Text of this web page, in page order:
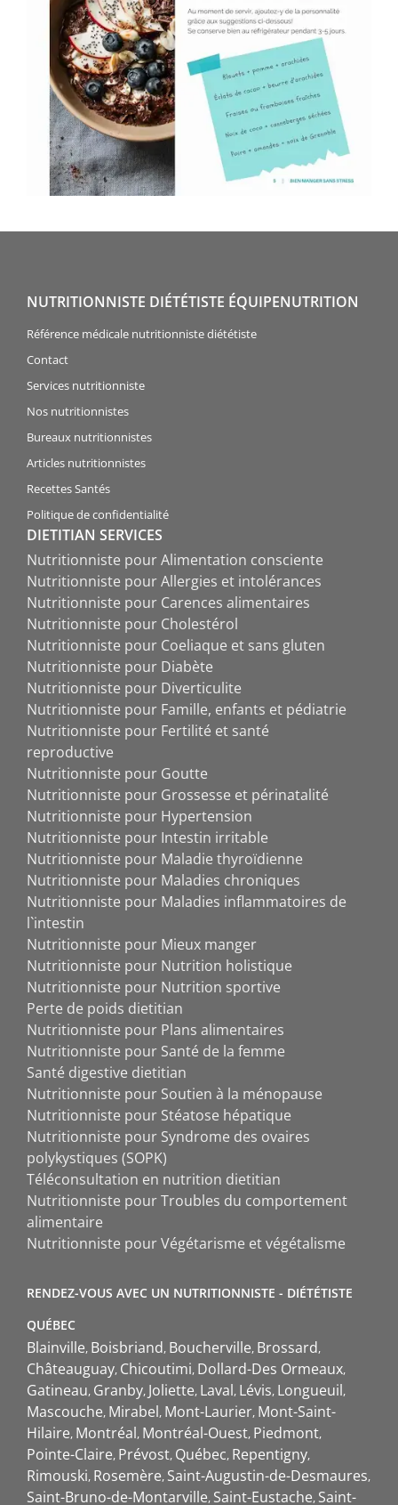
NUTRITIONNISTE DIÉTÉTISTE ÉQUIPENUTRITION
Référence médicale nutritionniste diététiste
Contact
Services nutritionniste
Nos nutritionnistes
Bureaux nutritionnistes
Articles nutritionnistes
Recettes Santés
Politique de confidentialité
DIETITIAN SERVICES
Nutritionniste pour Alimentation consciente
Nutritionniste pour Allergies et intolérances
Nutritionniste pour Carences alimentaires
Nutritionniste pour Cholestérol
Nutritionniste pour Coeliaque et sans gluten
Nutritionniste pour Diabète
Nutritionniste pour Diverticulite
Nutritionniste pour Famille, enfants et pédiatrie
Nutritionniste pour Fertilité et santé
reproductive
Nutritionniste pour Goutte
Nutritionniste pour Grossesse et périnatalité
Nutritionniste pour Hypertension
Nutritionniste pour Intestin irritable
Nutritionniste pour Maladie thyroïdienne
Nutritionniste pour Maladies chroniques
Nutritionniste pour Maladies inflammatoires de
l`intestin
Nutritionniste pour Mieux manger
Nutritionniste pour Nutrition holistique
Nutritionniste pour Nutrition sportive
Perte de poids dietitian
Nutritionniste pour Plans alimentaires
Nutritionniste pour Santé de la femme
Santé digestive dietitian
Nutritionniste pour Soutien à la ménopause
Nutritionniste pour Stéatose hépatique
Nutritionniste pour Syndrome des ovaires
polykystiques (SOPK)
Téléconsultation en nutrition dietitian
Nutritionniste pour Troubles du comportement
alimentaire
Nutritionniste pour Végétarisme et végétalisme
RENDEZ-VOUS AVEC UN NUTRITIONNISTE - DIÉTÉTISTE
QUÉBEC
Blainville Boisbriand Boucherville Brossard
Châteauguay Chicoutimi Dollard-Des Ormeaux
Gatineau Granby Joliette Laval Lévis Longueuil
Mascouche Mirabel Mont-Laurier Mont-Saint-
Hilaire Montréal Montréal-Ouest Piedmont
Pointe-Claire Prévost Québec Repentigny
Rimouski Rosemère Saint-Augustin-de-Desmaures
Saint-Bruno-de-Montarville Saint-Eustache Saint-